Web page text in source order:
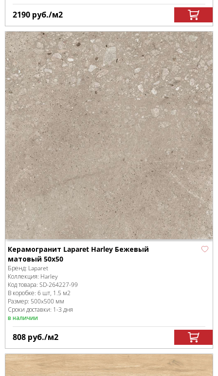
2190 руб./м2
Керамогранит Laparet Harley Бежевый
матовый 50х50
Бренд: Laparet
Коллекция: Harley
Код товара: SD-264227-99
В коробке: 6 шт, 1.5 м2
Размер: 500x500 мм
Сроки доставки: 1-3 дня
в наличии
808 руб./м2